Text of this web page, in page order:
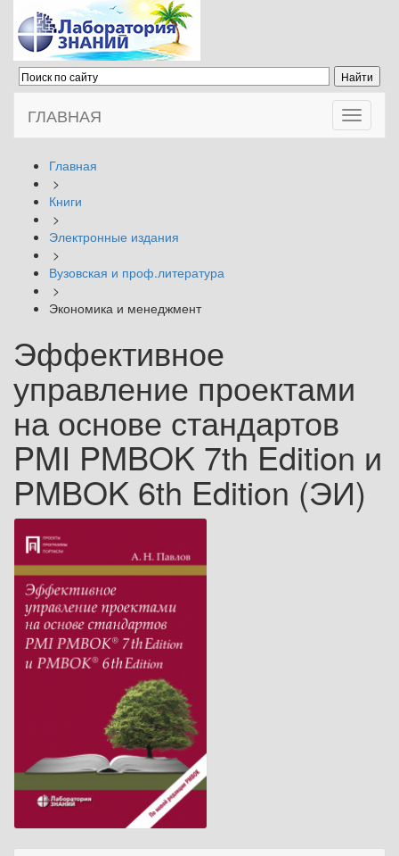
Toggle
ГЛАВНАЯ
Главная
>
Книги
>
Электронные издания
>
Вузовская и проф.литература
>
Экономика и менеджмент
Эффективное
управление проектами
на основе стандартов
PMI PMBOK 7th Edition и
PMBOK 6th Edition (ЭИ)